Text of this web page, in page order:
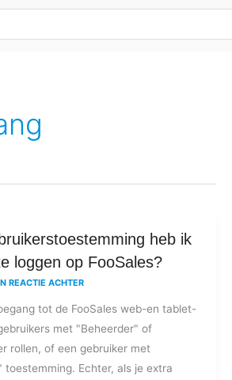
heb ik
loggen op FooSales?
REACTIE ACHTER
tot de FooSales web-en tablet-
met "Beheerder" of
rollen, of een gebruiker met
toestemming. Echter, als je extra